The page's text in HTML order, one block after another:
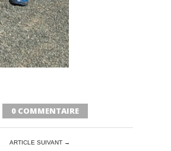
0 COMMENTAIRE
ARTICLE SUIVANT →